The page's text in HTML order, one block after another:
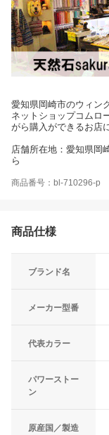
愛知県岡崎市のウィン
ネットショップコムロ
がら購入ができるお店
店舗所在地：愛知県岡
ら
商品番号：bl-710296-p
商品仕様
ブランド名
メーカー型番
代表カラー
パワーストー
ン
原産国／製造